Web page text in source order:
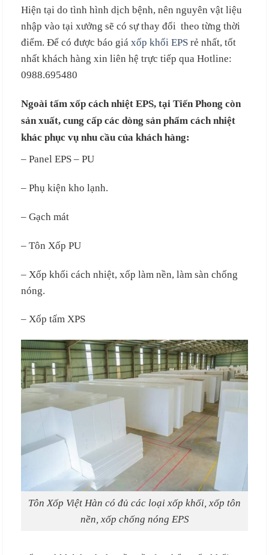
Hiện tại do tình hình dịch bệnh, nên nguyên vật liệu
nhập vào tại xưởng sẽ có sự thay đổi theo từng thời
điểm. Để có được báo giá xốp khối EPS rẻ nhất, tốt
nhất khách hàng xin liên hệ trực tiếp qua Hotline:
0988.695480
Ngoài tấm xốp cách nhiệt EPS, tại Tiến Phong còn
sản xuất, cung cấp các dòng sản phẩm cách nhiệt
khác phục vụ nhu cầu của khách hàng:
– Panel EPS – PU
– Phụ kiện kho lạnh.
– Gạch mát
– Tôn Xốp PU
– Xốp khối cách nhiệt, xốp làm nền, làm sàn chống
nóng.
– Xốp tấm XPS
Tôn Xốp Việt Hàn có đủ các loại xốp khối, xốp tôn
nền, xốp chống nóng EPS